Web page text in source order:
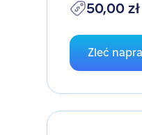
50,00 zł
Zleć